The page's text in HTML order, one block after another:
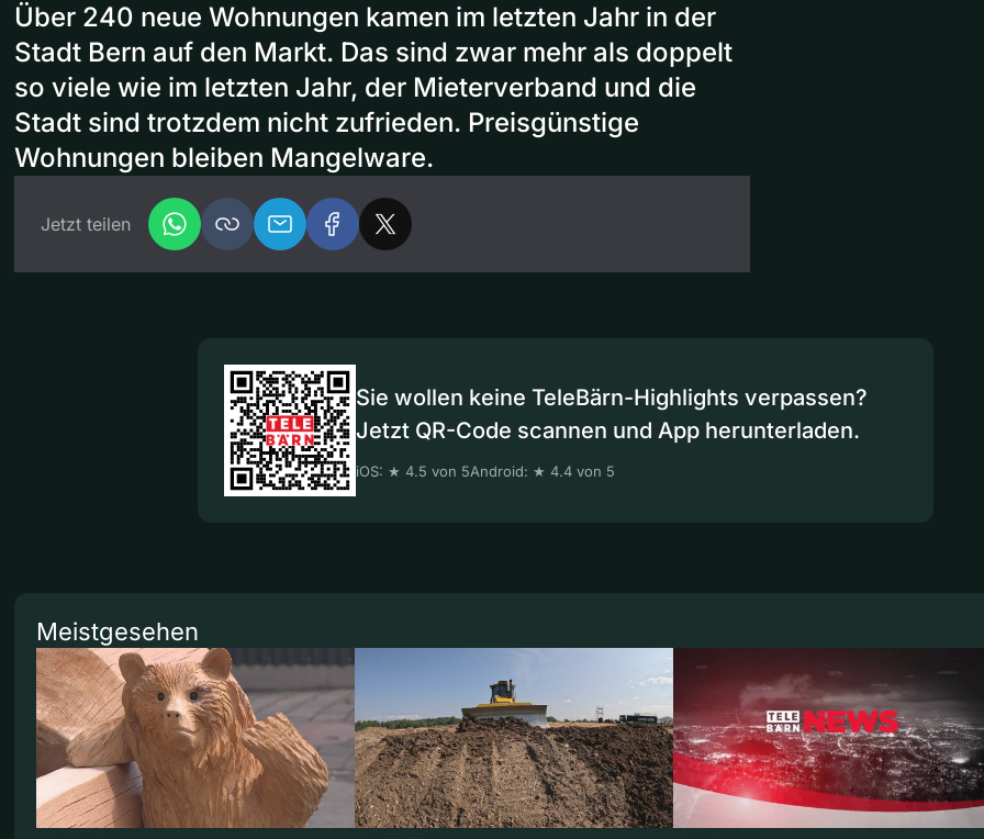
Über 240 neue Wohnungen kamen im letzten Jahr in der
Stadt Bern auf den Markt. Das sind zwar mehr als doppelt
so viele wie im letzten Jahr, der Mieterverband und die
Stadt sind trotzdem nicht zufrieden. Preisgünstige
Wohnungen bleiben Mangelware.
Jetzt teilen
Sie wollen keine TeleBärn-Highlights verpassen?
Jetzt QR-Code scannen und App herunterladen.
iOS: ★ 4.5 von 5Android: ★ 4.4 von 5
Meistgesehen